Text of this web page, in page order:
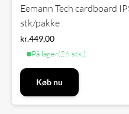
Eemann Tech cardboard
stk/pakke
kr.449,00
På lager(26 stk.)
Køb nu